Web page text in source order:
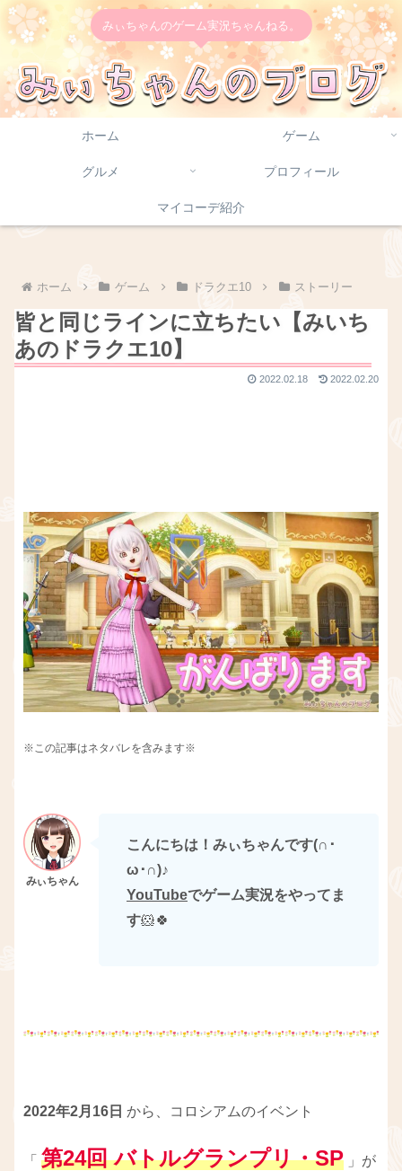
みぃちゃんのゲーム実況ちゃんねる。
ホーム ゲーム
グルメ プロフィール
マイコーデ紹介
ホーム ゲーム ドラクエ10 ストーリー
皆と同じラインに立ちたい【みいち
あのドラクエ10】
2022.02.18 2022.02.20
※この記事はネタバレを含みます※
こんにちは！みぃちゃんです(∩･
ω･∩)♪
YouTubeでゲーム実況をやってま
す🐹🍀
2022年2月16日 から、コロシアムのイベント
「 第24回 バトルグランプリ・SP 」が